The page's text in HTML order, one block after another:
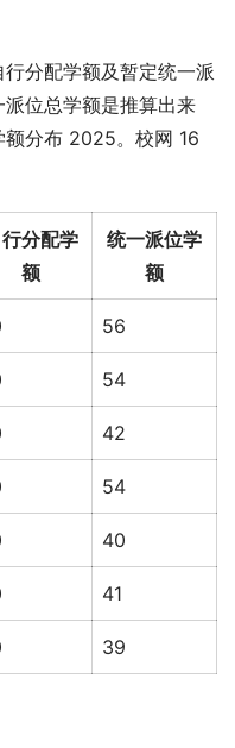
分配学额及暂定统一派
位总学额是推算出来
额分布 2025。校网 16
行分配学
额
统一派位学
额
56
54
42
54
40
41
39